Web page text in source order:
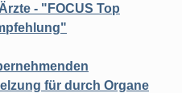
- "FOCUS Top
für durch Organe